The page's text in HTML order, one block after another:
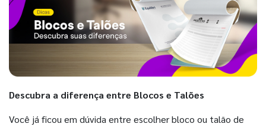
Descubra a diferença entre Blocos e Talões
Você já ficou em dúvida entre escolher bloco ou talão de